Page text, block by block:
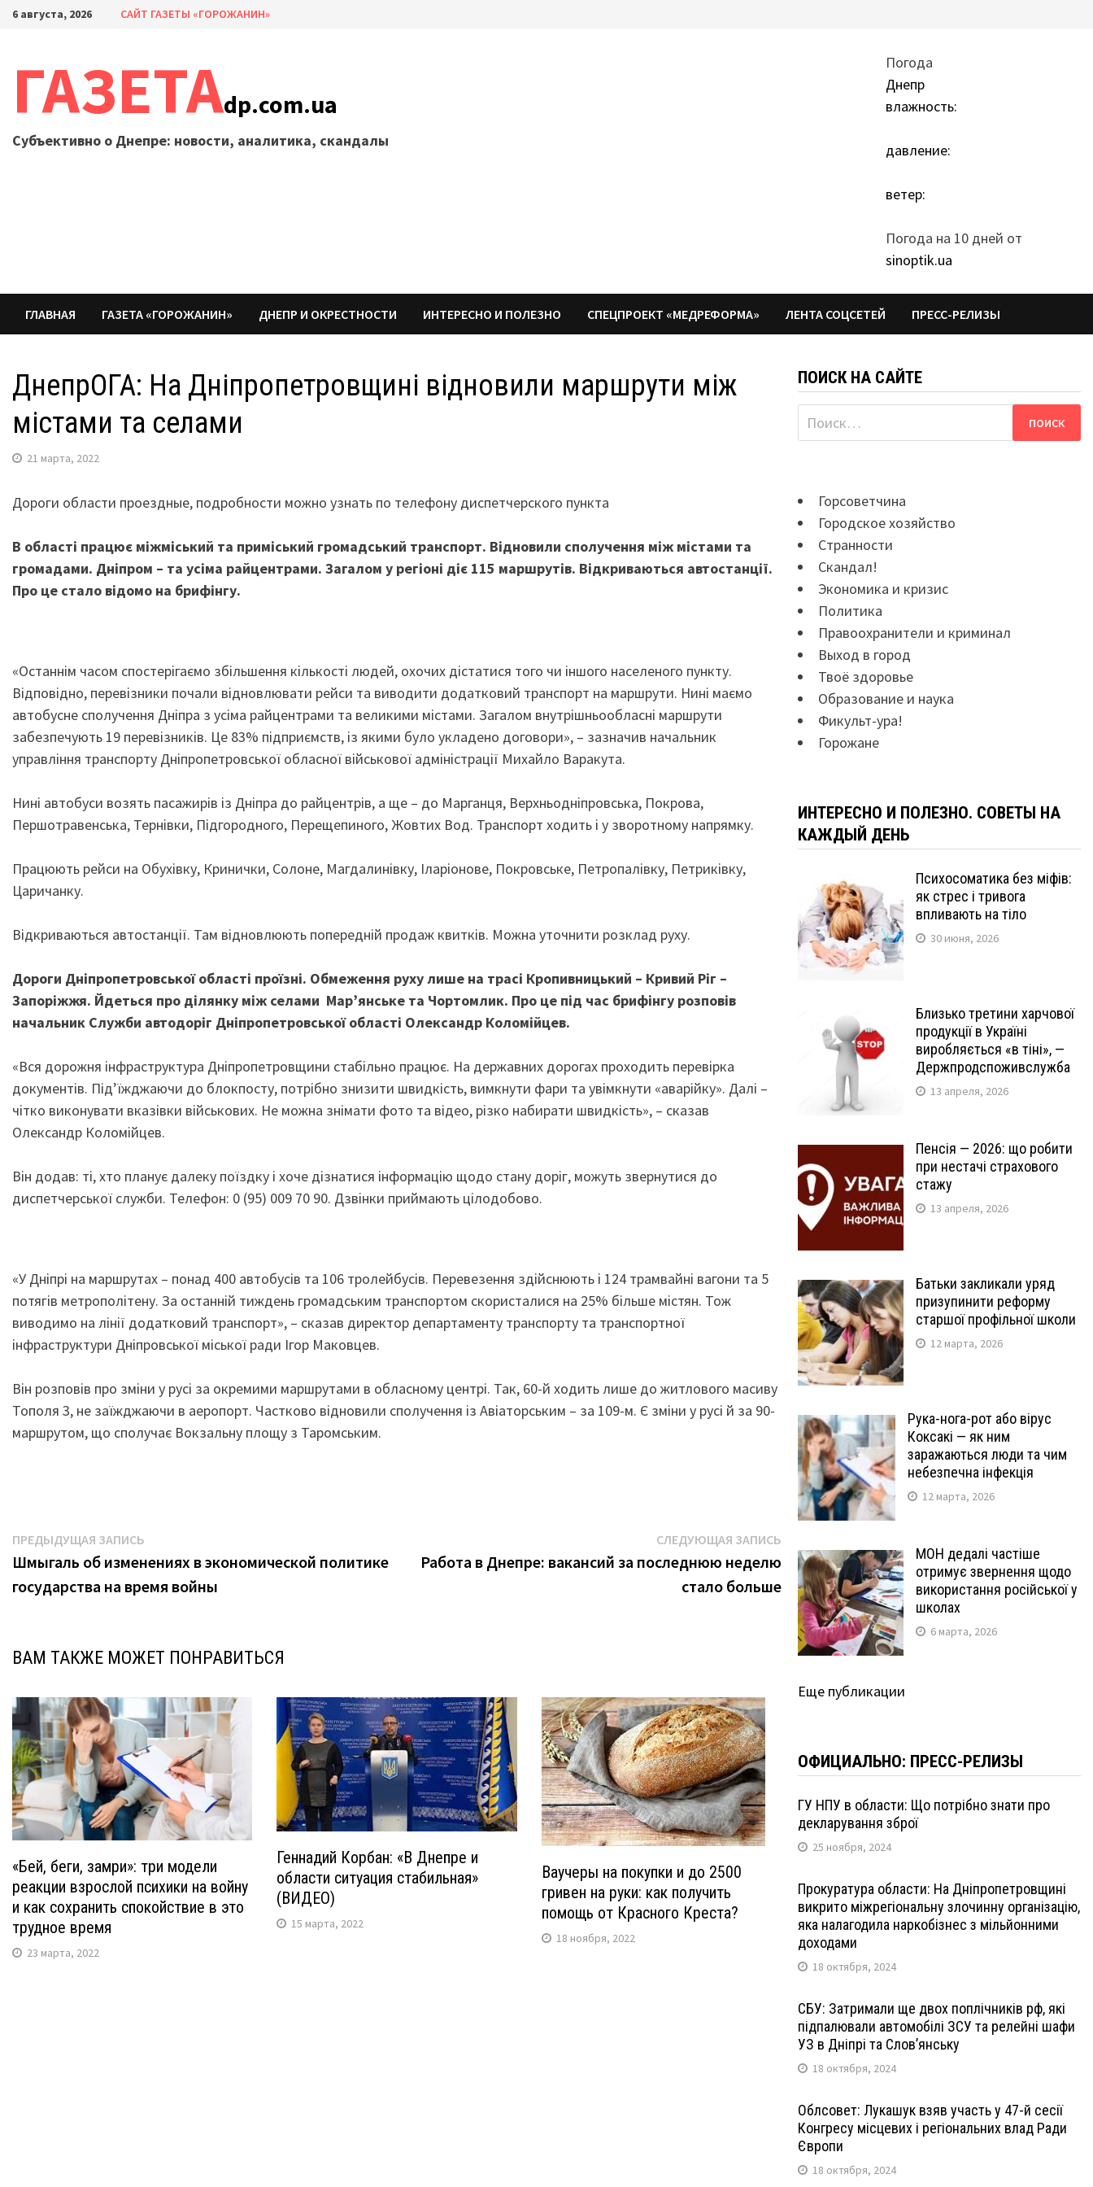
Перейти
6 августа, 2026 САЙТ ГАЗЕТЫ «ГОРОЖАНИН»
ГАЗЕТАdp.com.ua
Субъективно о Днепре: новости, аналитика, скандалы
Погода
Днепр
влажность:
давление:
ветер:
Погода на 10 дней от
sinoptik.ua
ГЛАВНАЯ ГАЗЕТА «ГОРОЖАНИН» ДНЕПР И ОКРЕСТНОСТИ ИНТЕРЕСНО И ПОЛЕЗНО СПЕЦПРОЕКТ «МЕДРЕФОРМА» ЛЕНТА СОЦСЕТЕЙ ПРЕСС-РЕЛИЗЫ
ДнепрОГА: На Дніпропетровщині відновили маршрути між
містами та селами
21 марта, 2022
Дороги области проездные, подробности можно узнать по телефону диспетчерского пункта
В області працює міжміський та приміський громадський транспорт. Відновили сполучення між містами та
громадами. Дніпром – та усіма райцентрами. Загалом у регіоні діє 115 маршрутів. Відкриваються автостанції.
Про це стало відомо на брифінгу.
«Останнім часом спостерігаємо збільшення кількості людей, охочих дістатися того чи іншого населеного пункту.
Відповідно, перевізники почали відновлювати рейси та виводити додатковий транспорт на маршрути. Нині маємо
автобусне сполучення Дніпра з усіма райцентрами та великими містами. Загалом внутрішньообласні маршрути
забезпечують 19 перевізників. Це 83% підприємств, із якими було укладено договори», – зазначив начальник
управління транспорту Дніпропетровської обласної військової адміністрації Михайло Варакута.
Нині автобуси возять пасажирів із Дніпра до райцентрів, а ще – до Марганця, Верхньодніпровська, Покрова,
Першотравенська, Тернівки, Підгородного, Перещепиного, Жовтих Вод. Транспорт ходить і у зворотному напрямку.
Працюють рейси на Обухівку, Кринички, Солоне, Магдалинівку, Іларіонове, Покровське, Петропалівку, Петриківку,
Царичанку.
Відкриваються автостанції. Там відновлюють попередній продаж квитків. Можна уточнити розклад руху.
Дороги Дніпропетровської області проїзні. Обмеження руху лише на трасі Кропивницький – Кривий Ріг –
Запоріжжя. Йдеться про ділянку між селами Мар’янське та Чортомлик. Про це під час брифінгу розповів
начальник Служби автодоріг Дніпропетровської області Олександр Коломійцев.
«Вся дорожня інфраструктура Дніпропетровщини стабільно працює. На державних дорогах проходить перевірка
документів. Під’їжджаючи до блокпосту, потрібно знизити швидкість, вимкнути фари та увімкнути «аварійку». Далі –
чітко виконувати вказівки військових. Не можна знімати фото та відео, різко набирати швидкість», – сказав
Олександр Коломійцев.
Він додав: ті, хто планує далеку поїздку і хоче дізнатися інформацію щодо стану доріг, можуть звернутися до
диспетчерської служби. Телефон: 0 (95) 009 70 90. Дзвінки приймають цілодобово.
«У Дніпрі на маршрутах – понад 400 автобусів та 106 тролейбусів. Перевезення здійснюють і 124 трамвайні вагони та 5
потягів метрополітену. За останній тиждень громадським транспортом скористалися на 25% більше містян. Тож
виводимо на лінії додатковий транспорт», – сказав директор департаменту транспорту та транспортної
інфраструктури Дніпровської міської ради Ігор Маковцев.
Він розповів про зміни у русі за окремими маршрутами в обласному центрі. Так, 60-й ходить лише до житлового масиву
Тополя 3, не заїжджаючи в аеропорт. Частково відновили сполучення із Авіаторським – за 109-м. Є зміни у русі й за 90-
маршрутом, що сполучає Вокзальну площу з Таромським.
Навигация
по
записям
ПРЕДЫДУЩАЯ ЗАПИСЬ
запись:
Шмыгаль об изменениях в экономической политике
государства на время войны
СЛЕДУЮЩАЯ ЗАПИСЬ
запись:
Работа в Днепре: вакансий за последнюю неделю
стало больше
ВАМ ТАКЖЕ МОЖЕТ ПОНРАВИТЬСЯ
«Бей, беги, замри»: три модели
реакции взрослой психики на войну
и как сохранить спокойствие в это
трудное время
23 марта, 2022
Геннадий Корбан: «В Днепре и
области ситуация стабильная»
(ВИДЕО)
15 марта, 2022
Ваучеры на покупки и до 2500
гривен на руки: как получить
помощь от Красного Креста?
18 ноября, 2022
ПОИСК НА САЙТЕ
Найти:
Горсоветчина
Городское хозяйство
Странности
Скандал!
Экономика и кризис
Политика
Правоохранители и криминал
Выход в город
Твоё здоровье
Образование и наука
Фикульт-ура!
Горожане
ИНТЕРЕСНО И ПОЛЕЗНО. СОВЕТЫ НА
КАЖДЫЙ ДЕНЬ
Психосоматика без міфів:
як стрес і тривога
впливають на тіло
30 июня, 2026
Близько третини харчової
продукції в Україні
виробляється «в тіні», —
Держпродспоживслужба
13 апреля, 2026
Пенсія — 2026: що робити
при нестачі страхового
стажу
13 апреля, 2026
Батьки закликали уряд
призупинити реформу
старшої профільної школи
12 марта, 2026
Рука-нога-рот або вірус
Коксакі — як ним
заражаються люди та чим
небезпечна інфекція
12 марта, 2026
МОН дедалі частіше
отримує звернення щодо
використання російської у
школах
6 марта, 2026
Еще публикации
ОФИЦИАЛЬНО: ПРЕСС-РЕЛИЗЫ
ГУ НПУ в области: Що потрібно знати про
декларування зброї
25 ноября, 2024
Прокуратура области: На Дніпропетровщині
викрито міжрегіональну злочинну організацію,
яка налагодила наркобізнес з мільйонними
доходами
18 октября, 2024
СБУ: Затримали ще двох поплічників рф, які
підпалювали автомобілі ЗСУ та релейні шафи
УЗ в Дніпрі та Слов’янську
18 октября, 2024
Облсовет: Лукашук взяв участь у 47-й сесії
Конгресу місцевих і регіональних влад Ради
Європи
18 октября, 2024